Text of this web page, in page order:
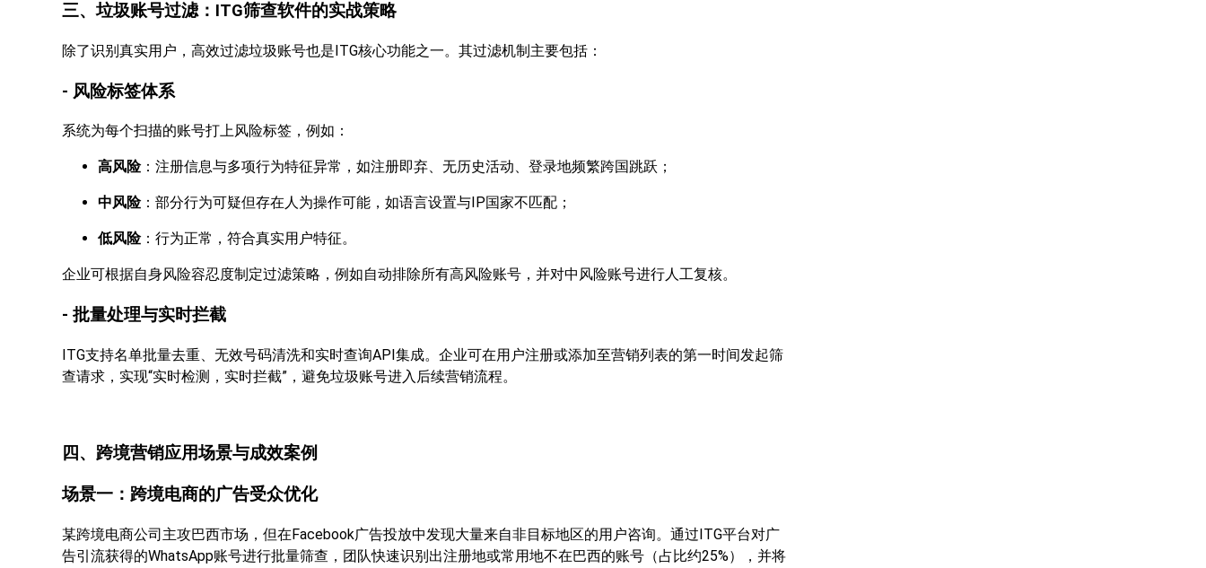
三、垃圾账号过滤：ITG筛查软件的实战策略
除了识别真实用户，高效过滤垃圾账号也是ITG核心功能之一。其过滤机制主要包括：
- 风险标签体系
系统为每个扫描的账号打上风险标签，例如：
高风险：注册信息与多项行为特征异常，如注册即弃、无历史活动、登录地频繁跨国跳跃；
中风险：部分行为可疑但存在人为操作可能，如语言设置与IP国家不匹配；
低风险：行为正常，符合真实用户特征。
企业可根据自身风险容忍度制定过滤策略，例如自动排除所有高风险账号，并对中风险账号进行人工复核。
- 批量处理与实时拦截
ITG支持名单批量去重、无效号码清洗和实时查询API集成。企业可在用户注册或添加至营销列表的第一时间发起筛
查请求，实现“实时检测，实时拦截”，避免垃圾账号进入后续营销流程。
四、跨境营销应用场景与成效案例
场景一：跨境电商的广告受众优化
某跨境电商公司主攻巴西市场，但在Facebook广告投放中发现大量来自非目标地区的用户咨询。通过ITG平台对广
告引流获得的WhatsApp账号进行批量筛查，团队快速识别出注册地或常用地不在巴西的账号（占比约25%），并将